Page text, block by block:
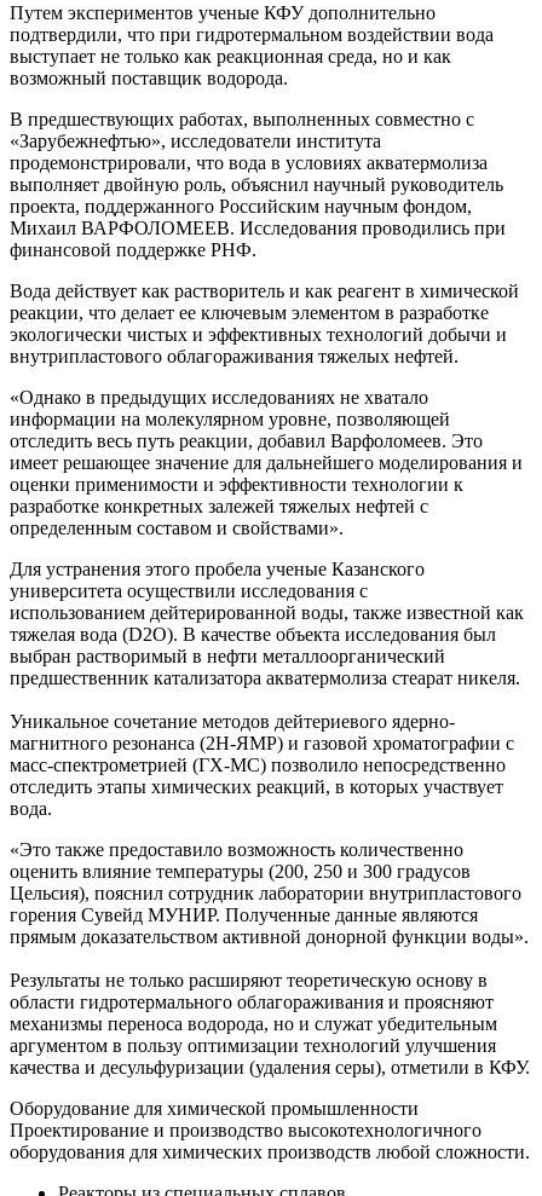
Путем экспериментов ученые КФУ дополнительно
подтвердили, что при гидротермальном воздействии вода
выступает не только как реакционная среда, но и как
возможный поставщик водорода.
В предшествующих работах, выполненных совместно с
«Зарубежнефтью», исследователи института
продемонстрировали, что вода в условиях акватермолиза
выполняет двойную роль, объяснил научный руководитель
проекта, поддержанного Российским научным фондом,
Михаил ВАРФОЛОМЕЕВ. Исследования проводились при
финансовой поддержке РНФ.
Вода действует как растворитель и как реагент в химической
реакции, что делает ее ключевым элементом в разработке
экологически чистых и эффективных технологий добычи и
внутрипластового облагораживания тяжелых нефтей.
«Однако в предыдущих исследованиях не хватало
информации на молекулярном уровне, позволяющей
отследить весь путь реакции, добавил Варфоломеев. Это
имеет решающее значение для дальнейшего моделирования и
оценки применимости и эффективности технологии к
разработке конкретных залежей тяжелых нефтей с
определенным составом и свойствами».
Для устранения этого пробела ученые Казанского
университета осуществили исследования с
использованием дейтерированной воды, также известной как
тяжелая вода (D2O). В качестве объекта исследования был
выбран растворимый в нефти металлоорганический
предшественник катализатора акватермолиза стеарат никеля.
Уникальное сочетание методов дейтериевого ядерно-
магнитного резонанса (2H-ЯМР) и газовой хроматографии с
масс-спектрометрией (ГХ-МС) позволило непосредственно
отследить этапы химических реакций, в которых участвует
вода.
«Это также предоставило возможность количественно
оценить влияние температуры (200, 250 и 300 градусов
Цельсия), пояснил сотрудник лаборатории внутрипластового
горения Сувейд МУНИР. Полученные данные являются
прямым доказательством активной донорной функции воды».
Результаты не только расширяют теоретическую основу в
области гидротермального облагораживания и проясняют
механизмы переноса водорода, но и служат убедительным
аргументом в пользу оптимизации технологий улучшения
качества и десульфуризации (удаления серы), отметили в КФУ.
Оборудование для химической промышленности
Проектирование и производство высокотехнологичного
оборудования для химических производств любой сложности.